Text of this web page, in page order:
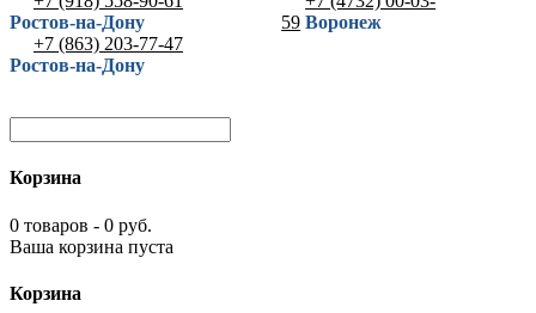
Ростов-на-Дону
+7 (863) 203-77-47
Ростов-на-Дону
59 Воронеж
Корзина
0 товаров - 0 руб.
Ваша корзина пуста
Корзина